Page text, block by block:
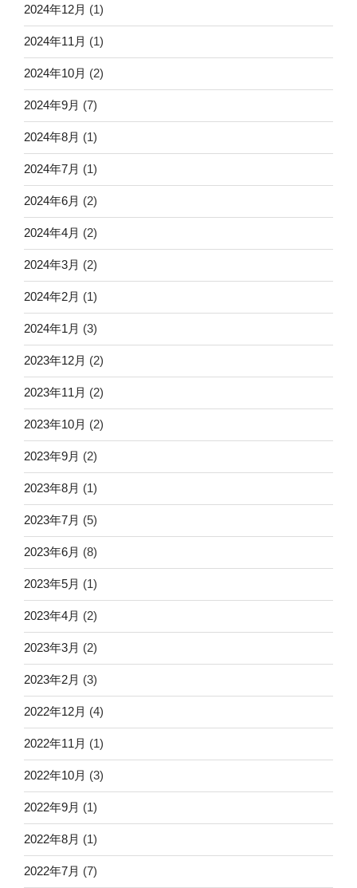
2024年12月 (1)
2024年11月 (1)
2024年10月 (2)
2024年9月 (7)
2024年8月 (1)
2024年7月 (1)
2024年6月 (2)
2024年4月 (2)
2024年3月 (2)
2024年2月 (1)
2024年1月 (3)
2023年12月 (2)
2023年11月 (2)
2023年10月 (2)
2023年9月 (2)
2023年8月 (1)
2023年7月 (5)
2023年6月 (8)
2023年5月 (1)
2023年4月 (2)
2023年3月 (2)
2023年2月 (3)
2022年12月 (4)
2022年11月 (1)
2022年10月 (3)
2022年9月 (1)
2022年8月 (1)
2022年7月 (7)